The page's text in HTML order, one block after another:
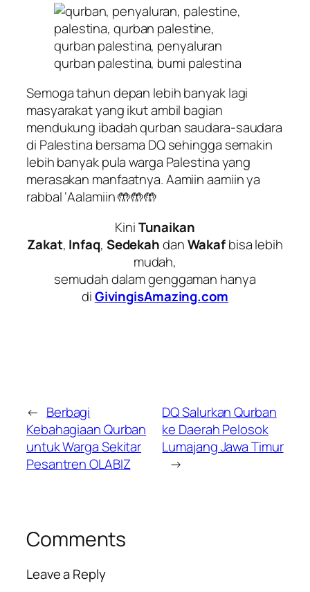
Semoga tahun depan lebih banyak lagi
masyarakat yang ikut ambil bagian
mendukung ibadah qurban saudara-saudara
di Palestina bersama DQ sehingga semakin
lebih banyak pula warga Palestina yang
merasakan manfaatnya. Aamiin aamiin ya
rabbal ‘Aalamiin 🤲🤲🤲
KiniTunaikan
Zakat, Infaq, SedekahdanWakafbisa lebih
mudah,
semudah dalam genggaman hanya
diGivingisAmazing.com
← Berbagi
Kebahagiaan Qurban
untuk Warga Sekitar
Pesantren OLABIZ
DQ Salurkan Qurban
ke Daerah Pelosok
Lumajang Jawa Timur
→
Comments
Leave a Reply